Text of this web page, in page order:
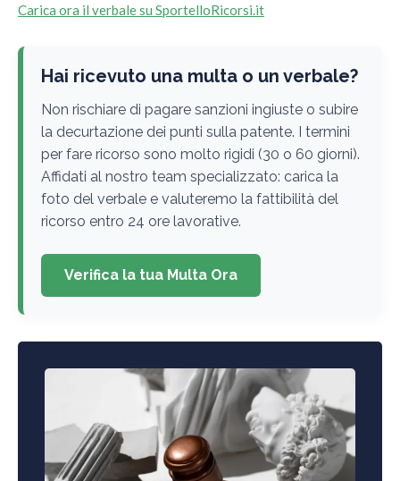
Carica ora il verbale su SportelloRicorsi.it
Hai ricevuto una multa o un verbale?
Non rischiare di pagare sanzioni ingiuste o subire
la decurtazione dei punti sulla patente. I termini
per fare ricorso sono molto rigidi (30 o 60 giorni).
Affidati al nostro team specializzato: carica la
foto del verbale e valuteremo la fattibilità del
ricorso entro 24 ore lavorative.
Verifica la tua Multa Ora